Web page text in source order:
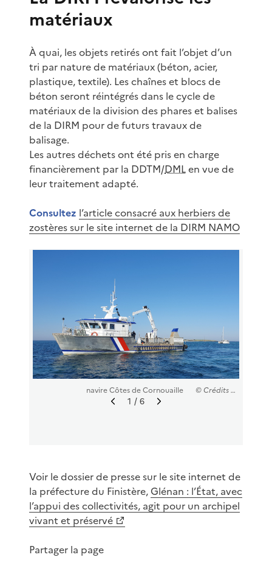
matériaux
À quai, les objets retirés ont fait l’objet d’un
tri par nature de matériaux (béton, acier,
plastique, textile). Les chaînes et blocs de
béton seront réintégrés dans le cycle de
matériaux de la division des phares et balises
de la DIRM pour de futurs travaux de
balisage.
Les autres déchets ont été pris en charge
financièrement par la DDTM/DMLen vue de
leur traitement adapté.
Consultez l’article consacré aux herbiers de
zostères sur le site internet de la DIRM NAMO
navire Côtes de Cornouaille © Crédits : ©DDTM29 - Z.Le Pape
p
r
é
c
é
1 / 6
s
u
i
v
Voir le dossier de presse sur le site internet de
la préfecture du Finistère,Glénan : l’État, avec
l’appui des collectivités, agit pour un archipel
vivant et préservé
Partager la page